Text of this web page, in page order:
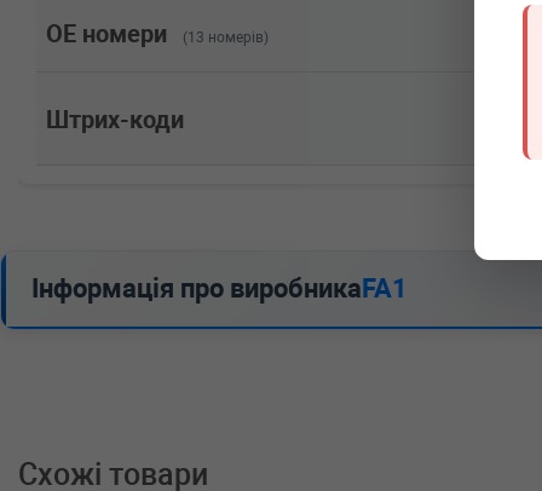
520 d 200 л.с. (2010-2014) 200 л.с. (2010-06-01-
320 d xDrive 200 л.с. (2010-2012) 200 л.с. (2010-03-
OE номери (13 номерів)
Штрих-коди
Інформація про виробникаFA1
Схожі товари